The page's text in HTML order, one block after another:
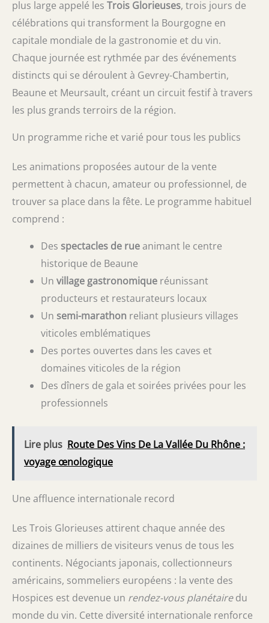
plus large appelé les Trois Glorieuses, trois jours de
célébrations qui transforment la Bourgogne en
capitale mondiale de la gastronomie et du vin.
Chaque journée est rythmée par des événements
distincts qui se déroulent à Gevrey-Chambertin,
Beaune et Meursault, créant un circuit festif à travers
les plus grands terroirs de la région.
Un programme riche et varié pour tous les publics
Les animations proposées autour de la vente
permettent à chacun, amateur ou professionnel, de
trouver sa place dans la fête. Le programme habituel
comprend :
Des spectacles de rueanimant le centre
historique de Beaune
Un village gastronomique réunissant
producteurs et restaurateurs locaux
Un semi-marathon reliant plusieurs villages
viticoles emblématiques
Des portes ouvertes dans les caves et
domaines viticoles de la région
Des dîners de gala et soirées privées pour les
professionnels
Lire plus Route Des Vins De La Vallée Du Rhône :
voyage œnologique
Une affluence internationale record
Les Trois Glorieuses attirent chaque année des
dizaines de milliers de visiteurs venus de tous les
continents. Négociants japonais, collectionneurs
américains, sommeliers européens : la vente des
Hospices est devenue un rendez-vous planétairedu
monde du vin. Cette diversité internationale renforce